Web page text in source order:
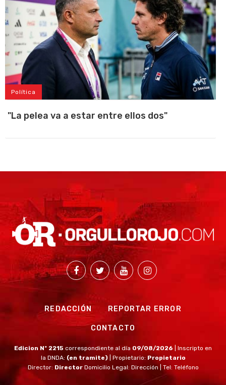
Política
"La pelea va a estar entre ellos dos"
REDACCIÓN REPORTAR ERROR
CONTACTO
Edicion Nº 2215 correspondiente al día 09/08/2026
| Inscripto en
la DNDA: (en tramite) | Propietario: Propietario
Director: Director Domicilio Legal: Dirección | Tel: Teléfono